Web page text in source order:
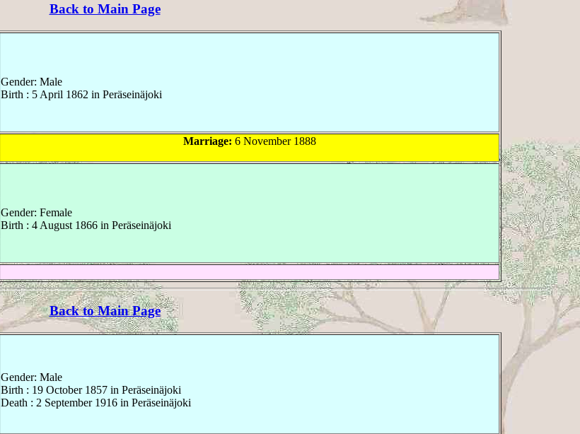
Back to Main Page
Gender: Male
Birth : 5 April 1862 in Peräseinäjoki
Marriage: 6 November 1888
Gender: Female
Birth : 4 August 1866 in Peräseinäjoki
Back to Main Page
Gender: Male
Birth : 19 October 1857 in Peräseinäjoki
Death : 2 September 1916 in Peräseinäjoki